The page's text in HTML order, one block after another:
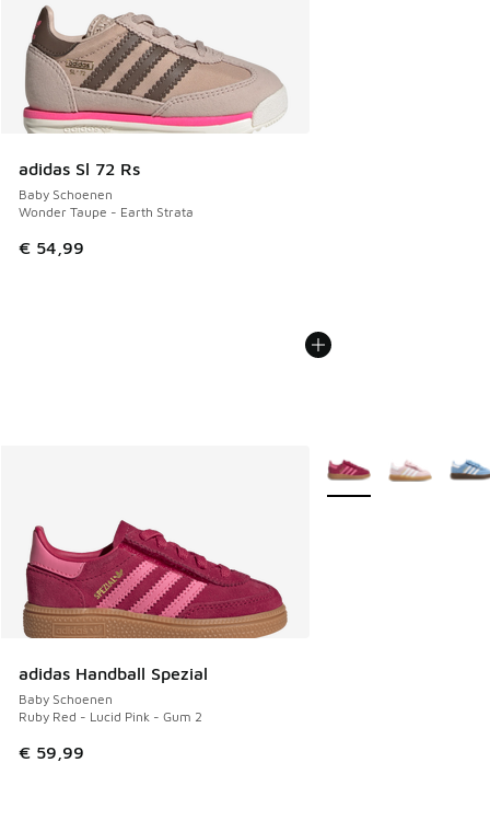
adidas Sl 72 Rs
Baby Schoenen
Wonder Taupe - Earth Strata
€ 54,99
adidas Handball Spezial
Baby Schoenen
Ruby Red - Lucid Pink - Gum 2
€ 59,99
Meer kleuren